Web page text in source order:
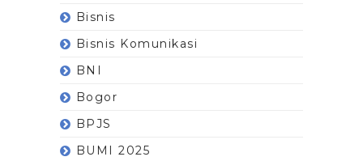
Bisnis
Bisnis Komunikasi
BNI
Bogor
BPJS
BUMI 2025